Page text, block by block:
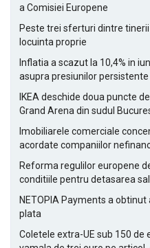
a Comisiei Europene
Peste trei sferturi dintre
locuinta proprie
Inflatia a scazut la 10,4% in
asupra presiunilor
IKEA deschide doua puncte
Grand Arena din sudul
Imobiliarele comerciale
acordate companiilor
Reforma regulilor europene
conditiile pentru detasarea
NETOPIA Payments a
plata
Coletele extra-UE sub 150 de